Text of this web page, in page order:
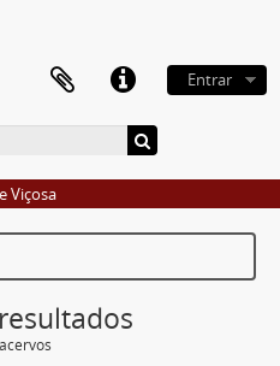
Entrar
Viçosa